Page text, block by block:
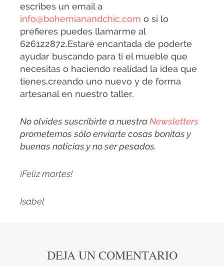
escribes un email a
info@bohemianandchic.com o si lo
prefieres puedes llamarme al
626122872.Estaré encantada de poderte
ayudar buscando para ti el mueble que
necesitas o haciendo realidad la idea que
tienes,creando uno nuevo y de forma
artesanal en nuestro taller.
No olvides suscribirte a nuestraNewsletters
prometemos sólo enviarte cosas bonitas y
buenas noticias y no ser pesados.
¡Feliz martes!
Isabel
DEJA UN COMENTARIO